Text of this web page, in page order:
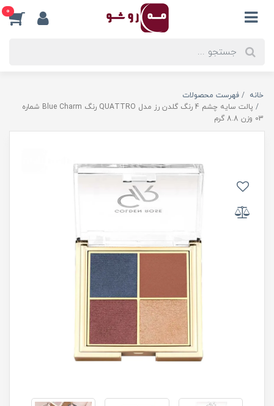
0
خانه
فهرست محصولات
پالت سایه چشم 4 رنگ گلدن رز مدل QUATTRO رنگ Blue Charm شماره
03 وزن 8.8 گرم